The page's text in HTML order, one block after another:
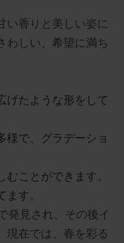
い香りと美しい姿に
わしい、希望に満ち
げたような形をして
様で、グラデーショ
ことができます。
す。
発見され、その後イ
現在では、春を彩る